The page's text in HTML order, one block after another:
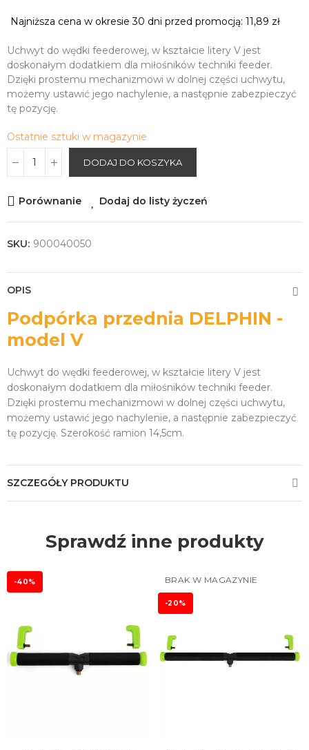
Najniższa cena w okresie 30 dni przed promocją: 11,89 zł
Uchwyt do wędki feederowej, w kształcie litery V jest
doskonałym dodatkiem dla miłośników techniki feeder.
Dzięki prostemu mechanizmowi w dolnej części uchwytu,
możemy ustawić jego nachylenie, a następnie zabezpieczyć
tę pozycję.
Ostatnie sztuki w magazynie
DODAJ DO KOSZYKA
Porównanie Dodaj do listy życzeń
SKU: 900040050
OPIS
Podpórka przednia DELPHIN -
model V
Uchwyt do wędki feederowej, w kształcie litery V jest
doskonałym dodatkiem dla miłośników techniki feeder.
Dzięki prostemu mechanizmowi w dolnej części uchwytu,
możemy ustawić jego nachylenie, a następnie zabezpieczyć
tę pozycję. Szerokość ramion 14,5cm.
SZCZEGÓŁY PRODUKTU
Sprawdź inne produkty
-40% BRAK W MAGAZYNIE
-20%